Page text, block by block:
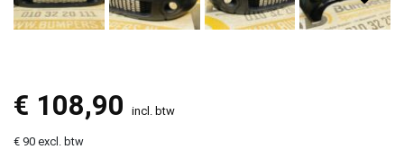
€ 108,90 incl. btw
€ 90 excl. btw